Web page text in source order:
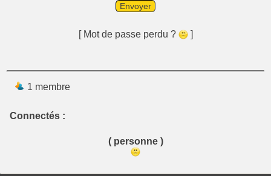
Envoyer
[ Mot de passe perdu ? ]
1 membre
Connectés :
( personne )